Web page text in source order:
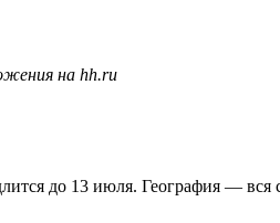
на hh.ru
до 13 июля. География —